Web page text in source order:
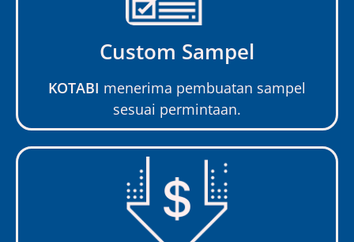
Custom Sampel
KOTABI menerima pembuatan sampel
sesuai permintaan.